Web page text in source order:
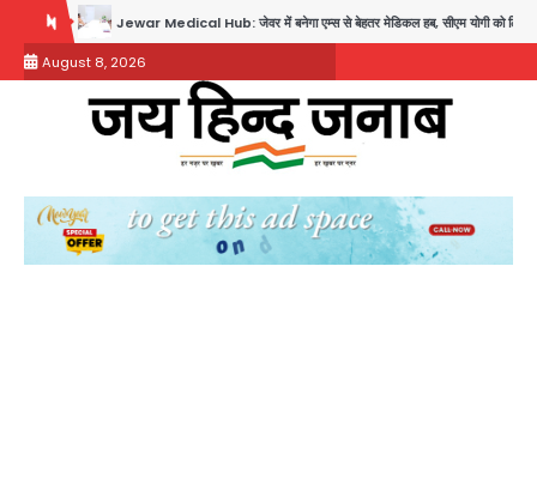
content
Jewar Medical Hub: जेवर में बनेगा एम्स से बेहतर मेडिकल हब, सीएम योगी को लिखा पत्र
August 8, 2026